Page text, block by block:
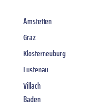
Amstetten
Graz
Klosterneuburg
Lustenau
Villach
Baden